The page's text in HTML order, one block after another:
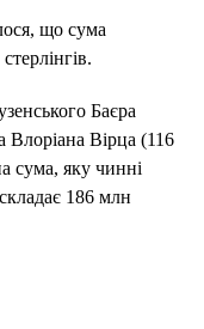
що сума
Баєра
Вірца (116
сума, яку чинні
186 млн